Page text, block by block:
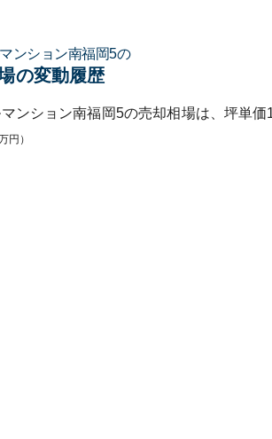
ンション南福岡5の
の変動履歴
ンション南福岡5の売却相場は、坪単価
円）